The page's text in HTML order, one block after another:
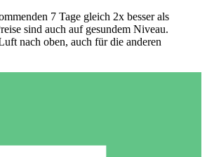
7 Tage gleich 2x besser als
sind auch auf gesundem Niveau.
nach oben, auch für die anderen